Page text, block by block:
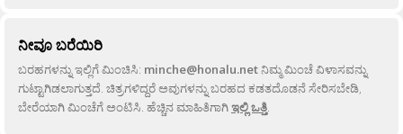
ನೀವೂ ಬರೆಯಿರಿ
ಬರಹಗಳನ್ನು ಇಲ್ಲಿಗೆ ಮಿಂಚಿಸಿ: minche@honalu.netನಿಮ್ಮ ಮಿಂಚೆ ವಿಳಾಸವನ್ನು
ಗುಟ್ಟಾಗಿಡಲಾಗುತ್ತದೆ. ಚಿತ್ರಗಳಿದ್ದರೆ ಅವುಗಳನ್ನು ಬರಹದ ಕಡತದೊಡನೆ ಸೇರಿಸಬೇಡಿ,
ಬೇರೆಯಾಗಿ ಮಿಂಚೆಗೆ ಅಂಟಿಸಿ. ಹೆಚ್ಚಿನ ಮಾಹಿತಿಗಾಗಿಇಲ್ಲಿ ಒತ್ತಿ.